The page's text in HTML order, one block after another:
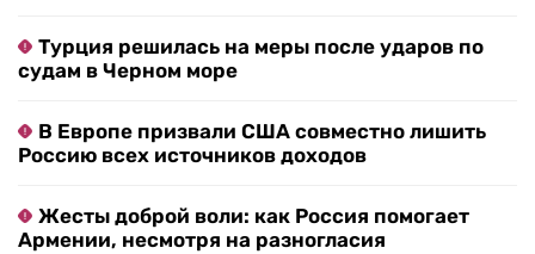
Турция решилась на меры после ударов по
судам в Черном море
В Европе призвали США совместно лишить
Россию всех источников доходов
Жесты доброй воли: как Россия помогает
Армении, несмотря на разногласия